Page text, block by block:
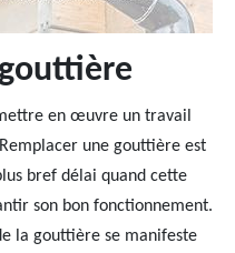
en œuvre un travail
une gouttière est
bref délai quand cette
son bon fonctionnement.
la gouttière se manifeste